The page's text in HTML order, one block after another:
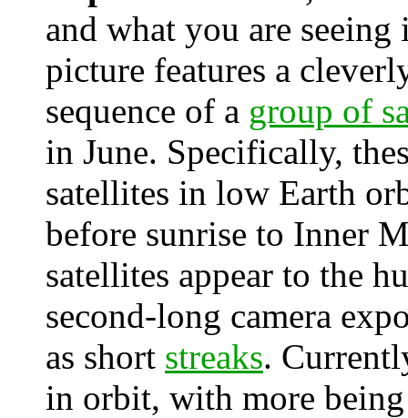
and what you are
picture features a
sequence of a group of
in June. Specifically,
satellites in low Earth
before sunrise to Inner
satellites appear to the
second-long camera
as short streaks.
in orbit, with more